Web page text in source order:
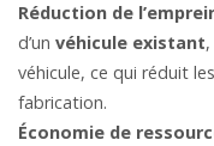
Réduction de
d’un véhicule existant
véhicule, ce qui réduit les
fabrication.
Économie de